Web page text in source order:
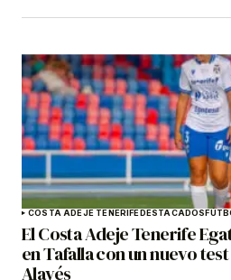
COSTA ADEJE TENERIFEDESTACADOS
El Costa Adeje Tenerife
en Tafalla con un nuevo
Alavés